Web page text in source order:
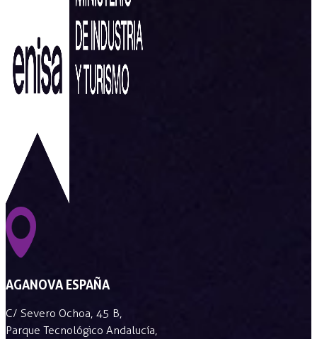
AGANOVA ESPAÑA
C/ Severo Ochoa, 45 B,
Parque Tecnológico Andalucía,